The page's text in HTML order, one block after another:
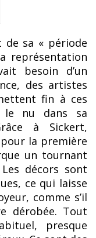
de sa « période
représentation
besoin d’un
des artistes
fin à ces
le nu dans sa
à Sickert,
la première
un tournant
décors sont
ce qui laisse
comme s’il
dérobée. Tout
presque